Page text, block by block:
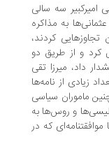
سه سالی
به مذاکره
کردند،
از طریق دو
میرزا تقی
از نامه‌ها
سیاسی
و روس‌ها به
که در